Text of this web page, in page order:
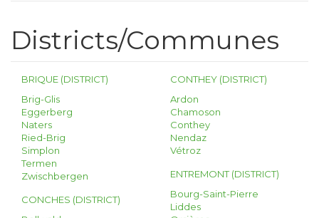
Districts/Communes
BRIQUE (DISTRICT)
Brig-Glis
Eggerberg
Naters
Ried-Brig
Simplon
Termen
Zwischbergen
CONCHES (DISTRICT)
CONTHEY (DISTRICT)
Ardon
Chamoson
Conthey
Nendaz
Vétroz
ENTREMONT (DISTRICT)
Bourg-Saint-Pierre
Liddes